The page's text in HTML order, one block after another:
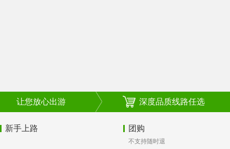
让您放心出游 深度品质线路任选
新手上路 团购
不支持随时退